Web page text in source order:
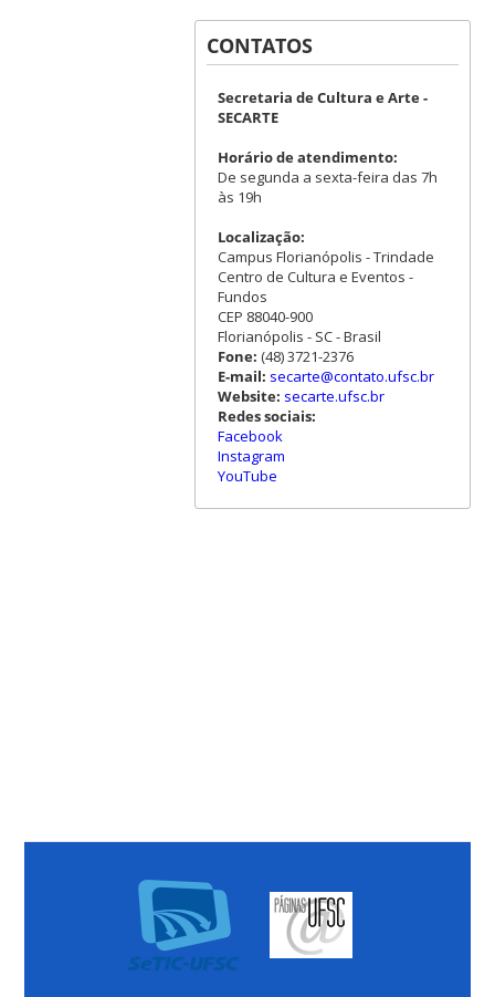
CONTATOS
Secretaria de Cultura e Arte -
SECARTE
Horário de atendimento:
De segunda a sexta-feira das 7h
às 19h
Localização:
Campus Florianópolis - Trindade
Centro de Cultura e Eventos -
Fundos
CEP 88040-900
Florianópolis - SC - Brasil
Fone: (48) 3721-2376
E-mail: secarte@contato.ufsc.br
Website: secarte.ufsc.br
Redes sociais:
Facebook
Instagram
YouTube